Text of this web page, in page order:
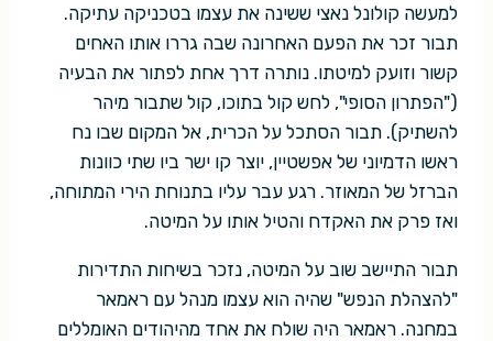
למעשה קולונל נאצי ששינה את עצמו בטכניקה עתיקה.
תבור זכר את הפעם האחרונה שבה גררו אותו האחים
קשור וזועק למיטתו. נותרה דרך אחת לפתור את הבעיה
("הפתרון הסופי", לחש קול בתוכו, קול שתבור מיהר
להשתיק). תבור הסתכל על הכרית, אל המקום שבו נח
ראשו הדמיוני של אפשטיין, יוצר קו ישר ביו שתי כוונות
הברזל של המאוזר. רגע עבר עליו בתנוחת הירי המתוחה,
ואז פרק את האקדח והטיל אותו על המיטה.
תבור התיישב שוב על המיטה, נזכר בשיחות התדירות
"להצהלת הנפש" שהיה הוא עצמו מנהל עם ראמאר
במחנה. ראמאר היה שולח את אחד מהיהודים האומללים